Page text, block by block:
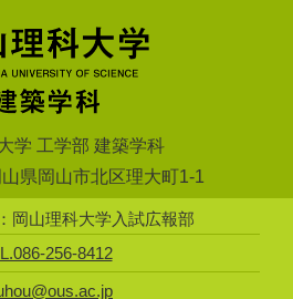
学 工学部 建築学科
県岡山市北区理大町1-1
岡山理科大学入試広報部
256-8412